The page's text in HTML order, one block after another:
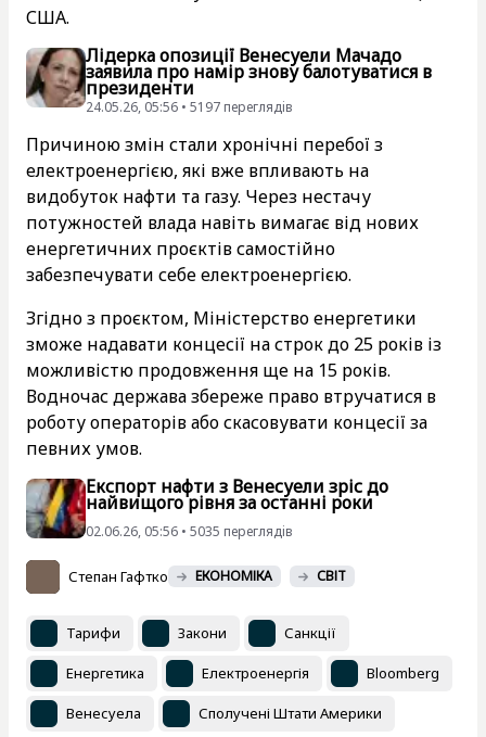
США.
Лідерка опозиції Венесуели Мачадо
заявила про намір знову балотуватися в
президенти
24.05.26, 05:56 • 5197 переглядiв
Причиною змін стали хронічні перебої з
електроенергією, які вже впливають на
видобуток нафти та газу. Через нестачу
потужностей влада навіть вимагає від нових
енергетичних проєктів самостійно
забезпечувати себе електроенергією.
Згідно з проєктом, Міністерство енергетики
зможе надавати концесії на строк до 25 років із
можливістю продовження ще на 15 років.
Водночас держава збереже право втручатися в
роботу операторів або скасовувати концесії за
певних умов.
Експорт нафти з Венесуели зріс до
найвищого рівня за останні роки
02.06.26, 05:56 • 5035 переглядiв
Степан Гафтко ЕКОНОМІКА СВІТ
Тарифи Закони Санкції
Енергетика Електроенергія Bloomberg
Венесуела Сполучені Штати Америки